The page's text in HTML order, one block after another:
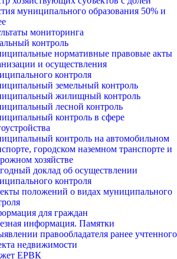
муниципального образования 50% и
мониторинга
контроль
нормативные правовые акты
и осуществления
контроля
земельный контроль
жилищный контроль
лесной контроль
контроль в сфере
контроль на автомобильном
городском наземном транспорте и
хозяйстве
доклад об осуществлении
контроля
положений о видах муниципального
для граждан
информация. Памятки
правообладателя ранее учтенного
недвижимости
ЕРВК